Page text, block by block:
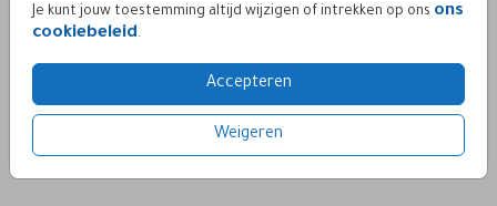
Je kunt jouw toestemming altijd wijzigen of intrekken op ons ons
cookiebeleid.
Accepteren
Weigeren